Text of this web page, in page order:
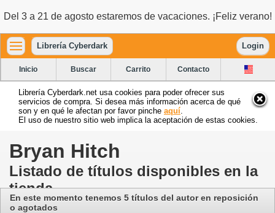
Del 3 a 21 de agosto estaremos de vacaciones. ¡Feliz verano!
Librería Cyberdark Login
Inicio Buscar Carrito Contacto
Librería Cyberdark.net usa cookies para poder ofrecer sus
servicios de compra. Si desea más información acerca de qué
son y en qué le afectan por favor pinche aquí
El uso de nuestro sitio web implica la aceptación de estas cookies.
Bryan Hitch
Listado de títulos disponibles en la
tienda
En este momento tenemos 5 títulos del autor en reposición
o agotados